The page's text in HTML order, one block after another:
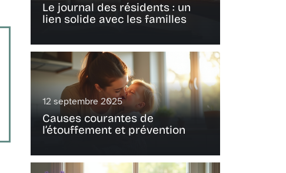
Le journal des résidents : un
lien solide avec les familles
12 septembre 2025
Causes courantes de
l’étouffement et prévention